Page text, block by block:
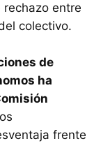
entre
colectivo.
de
ha
frente